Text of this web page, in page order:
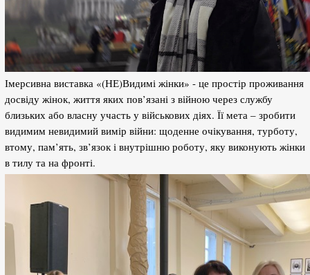
Імерсивна виставка «(НЕ)Видимі жінки» - це простір проживання
досвіду жінок, життя яких пов’язані з війною через службу
близьких або власну участь у військових діях. Її мета – зробити
видимим невидимий вимір війни: щоденне очікування, турботу,
втому, пам’ять, зв’язок і внутрішню роботу, яку виконують жінки
в тилу та на фронті.